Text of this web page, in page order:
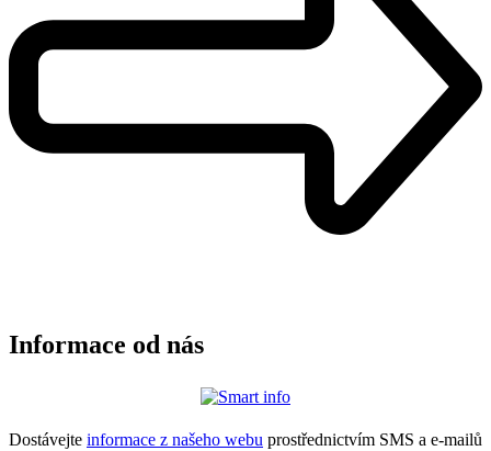
Informace od nás
Dostávejte informace z našeho webu prostřednictvím SMS a e-mailů